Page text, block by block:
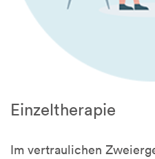
Einzeltherapie
Im vertraulichen